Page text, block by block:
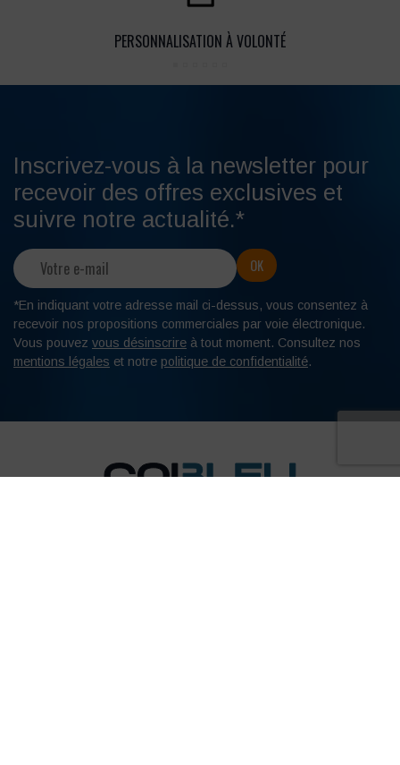
PERSONNALISATION À VOLONTÉ
Inscrivez-vous à la newsletter pour
recevoir des offres exclusives et
suivre notre actualité.*
*En indiquant votre adresse mail ci-dessus, vous consentez à
recevoir nos propositions commerciales par voie électronique.
Vous pouvez vous désinscrire à tout moment. Consultez nos
mentions légales et notre politique de confidentialité.